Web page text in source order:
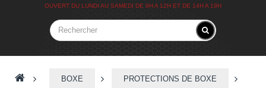
OUVERT DU LUNDI AU SAMEDI DE 9H A 12H ET DE 14H A 19H
> BOXE > PROTECTIONS DE BOXE